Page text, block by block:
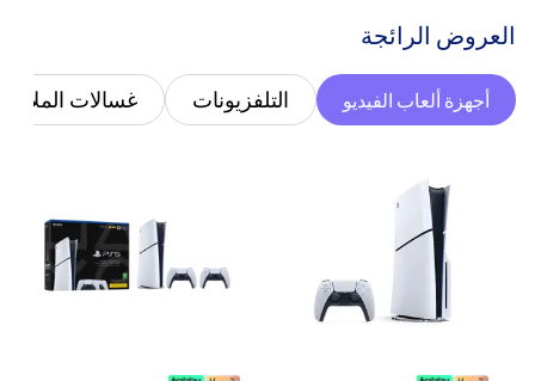
‫العروض الرائجة‬
أجهزة ألعاب الفيديو التلفزيونات غسالات